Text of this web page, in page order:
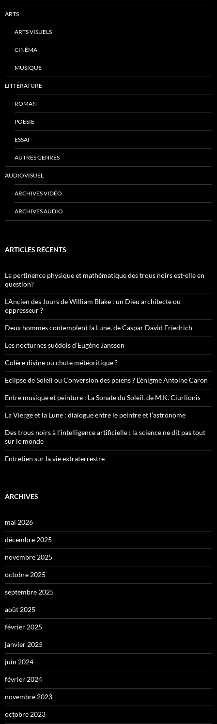
ARTS
ARTS VISUELS
CINÉMA
MUSIQUE
LITTÉRATURE
ROMAN
POÉSIE
ESSAI
AUTRES GENRES
AUDIOVISUEL
ARCHIVES VIDÉO
ARCHIVES AUDIO
ARTICLES RÉCENTS
La pertinence physique et mathématique des trous noirs est-elle en
question?
L’Ancien des Jours de William Blake : un Dieu architecte ou
oppresseur ?
Deux hommes contemplent la Lune, de Caspar David Friedrich
Les nocturnes suédois d’Eugène Jansson
Colère divine ou chute météoritique ?
Eclipse de Soleil ou Conversion des païens ? L’énigme Antoine Caron
Entre musique et peinture : La Sonate du Soleil, de M.K. Ciurlionis
La Vierge et la Lune : dialogue entre le peintre et l’astronome
Des trous noirs à l’intelligence artificielle : la science ne dit pas tout
sur le monde
Entretien sur la vie extraterrestre
ARCHIVES
mai 2026
décembre 2025
novembre 2025
octobre 2025
septembre 2025
août 2025
février 2025
janvier 2025
juin 2024
février 2024
novembre 2023
octobre 2023